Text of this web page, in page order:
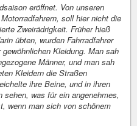
eröffnet. Von unseren
soll hier nicht die
Zweirädrigkeit. Früher hieß
übten, wurden Fahrradfahrer
Kleidung. Man sah
Männer, und man sah
Kleidern die Straßen
ihre Beine, und in ihren
was für ein angenehmes,
wenn man sich von schönem